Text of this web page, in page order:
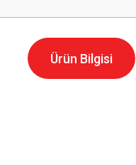
Ürün Bilgisi